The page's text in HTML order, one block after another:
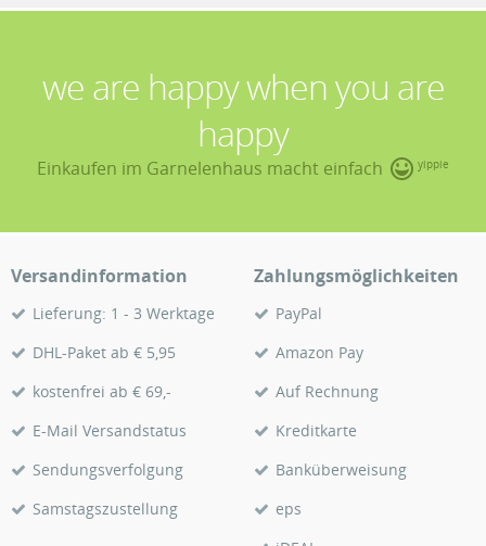
we are happy when you are
happy
Einkaufen im Garnelenhaus macht einfach yippie
Versandinformation
Lieferung: 1 - 3 Werktage
DHL-Paket ab € 5,95
kostenfrei ab € 69,-
E-Mail Versandstatus
Sendungsverfolgung
Samstagszustellung
Zahlungsmöglichkeiten
PayPal
Amazon Pay
Auf Rechnung
Kreditkarte
Banküberweisung
eps